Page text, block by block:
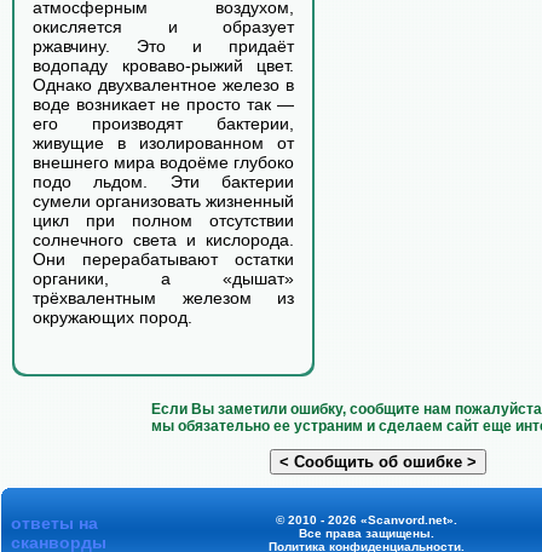
атмосферным воздухом,
окисляется и образует
ржавчину. Это и придаёт
водопаду кроваво-рыжий цвет.
Однако двухвалентное железо в
воде возникает не просто так —
его производят бактерии,
живущие в изолированном от
внешнего мира водоёме глубоко
подо льдом. Эти бактерии
сумели организовать жизненный
цикл при полном отсутствии
солнечного света и кислорода.
Они перерабатывают остатки
органики, а «дышат»
трёхвалентным железом из
окружающих пород.
Если Вы заметили ошибку, сообщите нам
мы обязательно ее устраним и сделаем сайт еще
ответы на
сканворды
© 2010 - 2026 «Scanvord.net».
Все права защищены.
Политика конфиденциальности.